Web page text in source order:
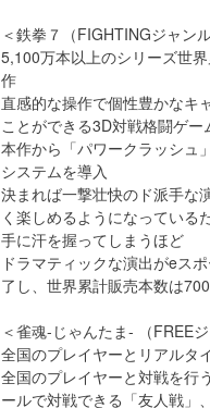
＜鉄拳７（FIGHTINGジャン
5,100万本以上のシリーズ世
作
直感的な操作で個性豊かなキ
ことができる3D対戦格闘ゲー
本作から「パワークラッシュ
システムを導入
決まれば一撃壮快のド派手な
く楽しめるようになっている
手に汗を握ってしまうほど
ドラマティックな演出がeス
了し、世界累計販売本数は
＜雀魂-じゃんたま- （FREE
全国のプレイヤーとリアルタ
全国のプレイヤーと対戦を行
ールで対戦できる「友人戦」